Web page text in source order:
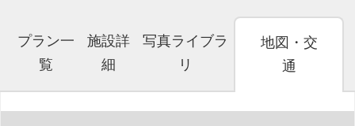
プラン一
覧
施設詳
細
写真ライブラ
リ
地図・交
通